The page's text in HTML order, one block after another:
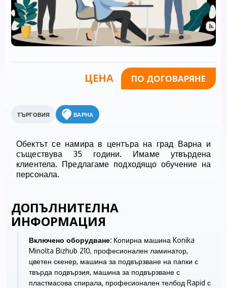
ЦЕНА ПО ДОГОВАРЯНЕ
ТЪРГОВИЯ ВАРНА
Обектът се намира в центъра на град Варна и
съществува 35 години. Имаме утвърдена
клиентела. Предлагаме подходящо обучение на
персонала.
ДОПЪЛНИТЕЛНА
ИНФОРМАЦИЯ
Включено оборудване: Копирна машина Konika
Minolta Bizhub 210, професионален ламинатор,
цветен скенер, машина за подвързване на папки с
твърда подвързия, машина за подвързване с
пластмасова спирала, професионален телбод Rapid с